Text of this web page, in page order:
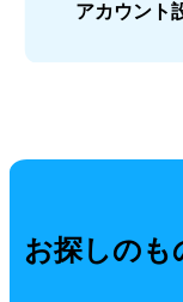
アカウント
お探しのも